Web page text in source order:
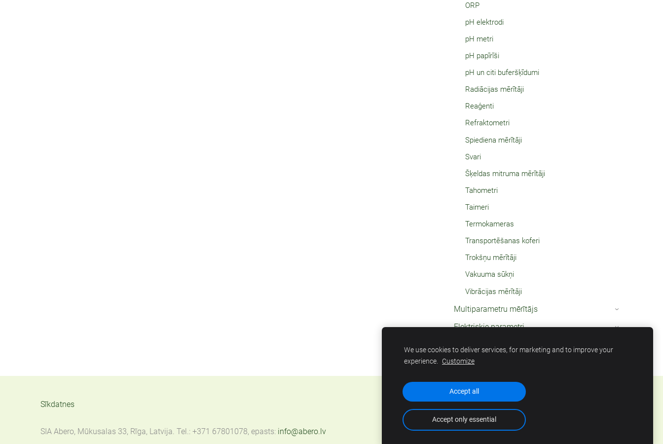
ORP
pH elektrodi
pH metri
pH papīrīši
pH un citi buferšķīdumi
Radiācijas mērītāji
Reaģenti
Refraktometri
Spiediena mērītāji
Svari
Šķeldas mitruma mērītāji
Tahometri
Taimeri
Termokameras
Transportēšanas koferi
Trokšņu mērītāji
Vakuuma sūkņi
Vibrācijas mērītāji
Multiparametru mērītājs ›
Elektriskie parametri ›
Termometri
Sīkdatnes
SIA Abero, Mūkusalas 33, Rīga, Latvija. Tel.: +371 67801078, epasts: info@abero.lv
We use cookies to deliver services, for marketing and to improve your
experience. Customize
Accept all
Accept only essential